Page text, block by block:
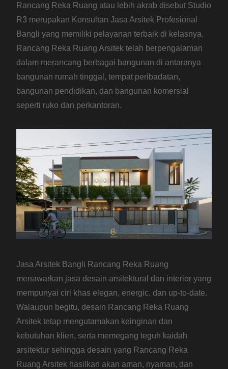
Rancang Reka Ruang atau lebih akrab disebut Studio
R3 merupakan Konsultan Jasa Arsitek Profesional
Bangli yang memiliki pelayanan terbaik di kelasnya.
Rancang Reka Ruang Arsitek telah berpengalaman
dalam merancang berbagai bangunan di antaranya
bangunan rumah tinggal, tempat peribadatan,
bangunan pendidikan, dan bangunan komersial
seperti ruko dan perkantoran.
Jasa Arsitek Bangli Rancang Reka Ruang
menawarkan jasa desain arsitektural dan interior yang
mempunyai ciri khas elegan, energic, dan up-to-date.
Walaupun begitu, desain Rancang Reka Ruang
Arsitek tetap mengutamakan keinginan dan
kebutuhan klien, serta memegang teguh kaidah
arsitektur sehingga desain yang Rancang Reka
Ruang Arsitek hasilkan akan aman, nyaman, dan